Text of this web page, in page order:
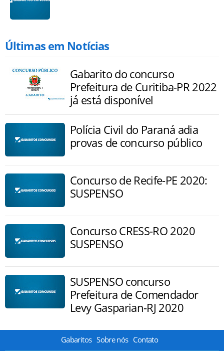
Últimas em Notícias
Gabarito do concurso
Prefeitura de Curitiba-PR 2022
já está disponível
Polícia Civil do Paraná adia
provas de concurso público
Concurso de Recife-PE 2020:
SUSPENSO
Concurso CRESS-RO 2020
SUSPENSO
SUSPENSO concurso
Prefeitura de Comendador
Levy Gasparian-RJ 2020
Gabaritos Sobre nós Contato